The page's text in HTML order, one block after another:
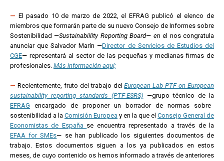
— El pasado 10 de marzo de 2022, el EFRAG publicó el elenco de
miembros que formarán parte de su nuevo Consejo de Informes sobre
Sostenibilidad —Sustainabiility Reporting Board— en el nos congratula
anunciar que Salvador Marín —Director de Servicios de Estudios del
CGE— representará al sector de las pequeñas y medianas firmas de
profesionales. Más información aquí;
— Recientemente, fruto del trabajo del European Lab PTF on European
sustainability reporting standards (PTF-ESRS) —grupo técnico de la
EFRAG encargado de proponer un borrador de normas sobre
sostenibilidad a la Comisión Europea y en la que el Consejo General de
Economistas de España se encuentra representado a través de la
EFAA for SMEs— se han publicado los siguientes documentos de
trabajo. Estos documentos siguen a los ya publicados en estos
meses, de cuyo contenido os hemos informado a través de anteriores